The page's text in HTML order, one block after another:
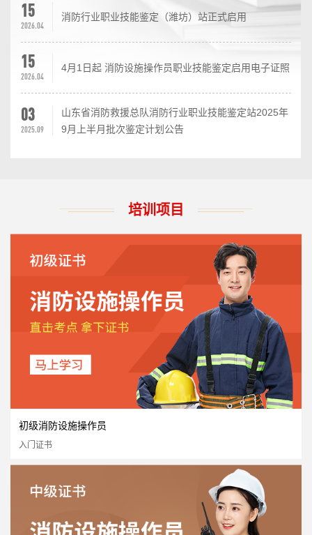
15
2026.04
消防行业职业技能鉴定（潍坊）站正式启用
15
2026.04
4月1日起 消防设施操作员职业技能鉴定启用电子证照
03
2025.09
山东省消防救援总队消防行业职业技能鉴定站2025年
9月上半月批次鉴定计划公告
培训项目
初级消防设施操作员
入门证书